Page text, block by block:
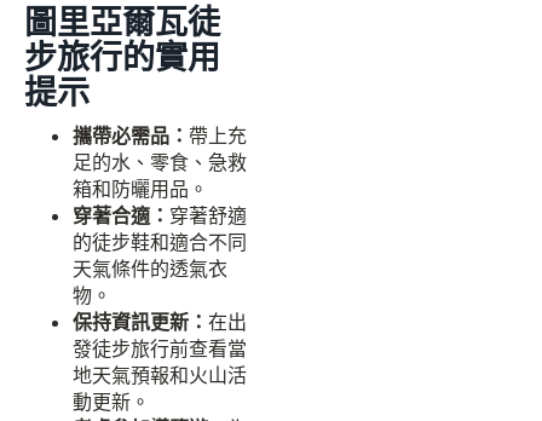
圖里亞爾瓦徒
步旅行的實用
提示
攜帶必需品： 帶上充
足的水、零食、急救
箱和防曬用品。
穿著合適： 穿著舒適
的徒步鞋和適合不同
天氣條件的透氣衣
物。
保持資訊更新： 在出
發徒步旅行前查看當
地天氣預報和火山活
動更新。